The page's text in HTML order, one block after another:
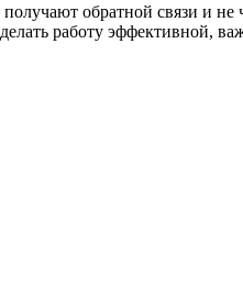
обратной связи и не
работу эффективной,